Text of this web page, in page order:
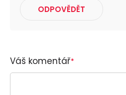
ODPOVĚDĚT
Váš komentář*